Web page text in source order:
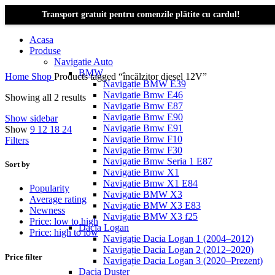
Transport gratuit pentru comenzile plătite cu cardul!
Acasa
Produse
Navigatie Auto
BMW
Navigație BMW E39
Navigatie Bmw E46
Navigatie Bmw E87
Navigatie Bmw E90
Navigatie Bmw E91
Navigatie Bmw F10
Navigatie Bmw F30
Navigatie Bmw Seria 1 E87
Navigatie Bmw X1
Navigatie Bmw X1 E84
Navigatie BMW X3
Navigatie BMW X3 E83
Navigatie BMW X3 f25
Dacia Logan
Navigație Dacia Logan 1 (2004–2012)
Navigație Dacia Logan 2 (2012–2020)
Navigație Dacia Logan 3 (2020–Prezent)
Dacia Duster
Home Shop Products tagged “încălzitor diesel 12V”
Showing all 2 results
Show sidebar
Show 9 12 18 24
Filters
Sort by
Popularity
Average rating
Newness
Price: low to high
Price: high to low
Price filter